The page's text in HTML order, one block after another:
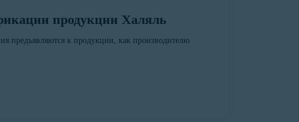
продукции Халяль
предъявляются к продукции, как производителю